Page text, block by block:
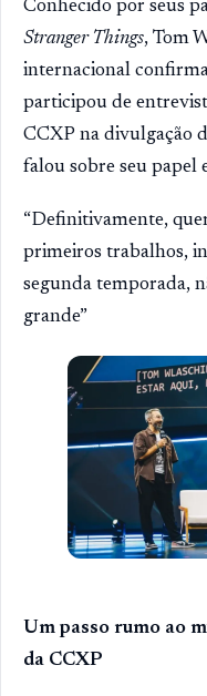
Conhecido por seus
Stranger Things, Tom
internacional
participou de
CCXP na divulgação
falou sobre seu papel
“Definitivamente,
primeiros trabalhos,
segunda temporada,
grande”
Um passo rumo ao
da CCXP